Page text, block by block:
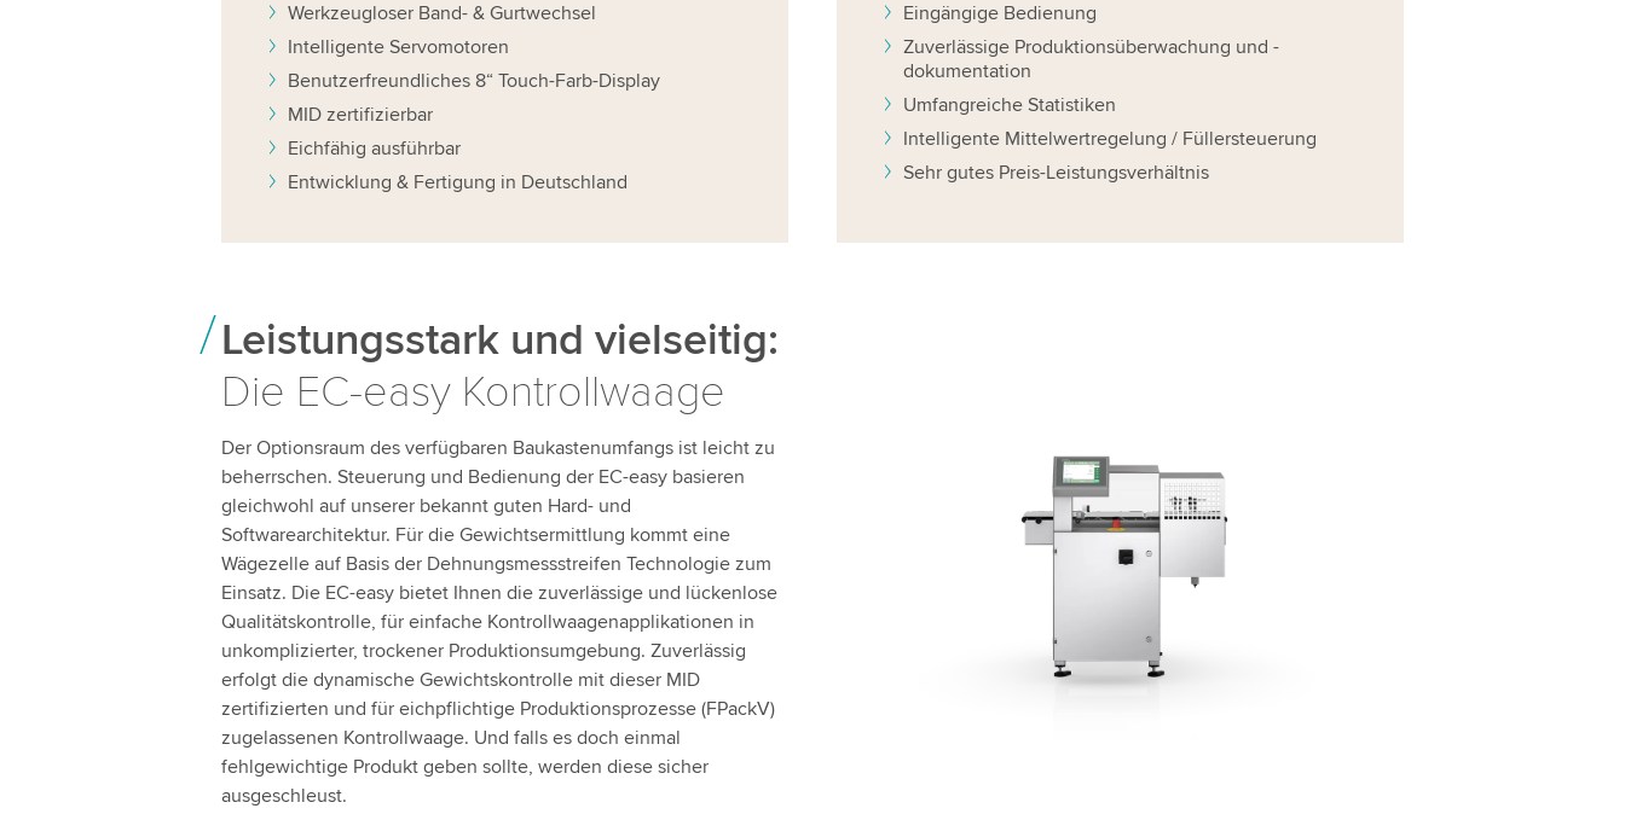
Werkzeugloser Band- & Gurtwechsel
Intelligente Servomotoren
Benutzerfreundliches 8“ Touch-Farb-Display
MID zertifizierbar
Eichfähig ausführbar
Entwicklung & Fertigung in Deutschland
Eingängige Bedienung
Zuverlässige Produktionsüberwachung und -
dokumentation
Umfangreiche Statistiken
Intelligente Mittelwertregelung / Füllersteuerung
Sehr gutes Preis-Leistungsverhältnis
Leistungsstark und vielseitig:
Die EC-easy Kontrollwaage
Der Optionsraum des verfügbaren Baukastenumfangs ist leicht zu
beherrschen. Steuerung und Bedienung der EC-easy basieren
gleichwohl auf unserer bekannt guten Hard- und
Softwarearchitektur. Für die Gewichtsermittlung kommt eine
Wägezelle auf Basis der Dehnungsmessstreifen Technologie zum
Einsatz. Die EC-easy bietet Ihnen die zuverlässige und lückenlose
Qualitätskontrolle, für einfache Kontrollwaagenapplikationen in
unkomplizierter, trockener Produktionsumgebung. Zuverlässig
erfolgt die dynamische Gewichtskontrolle mit dieser MID
zertifizierten und für eichpflichtige Produktionsprozesse (FPackV)
zugelassenen Kontrollwaage. Und falls es doch einmal
fehlgewichtige Produkt geben sollte, werden diese sicher
ausgeschleust.